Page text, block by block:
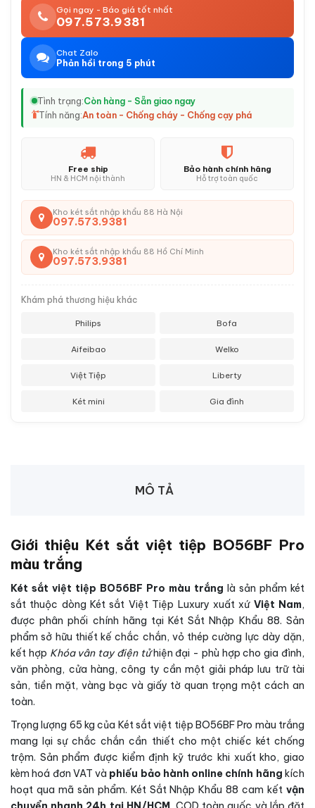
Gọi ngay - Báo giá tốt nhất
097.573.9381
Chat Zalo
Phản hồi trong 5 phút
Tình trạng:Còn hàng - Sẵn giao ngay
Tính năng:An toàn - Chống cháy - Chống cạy phá
Free ship
HN & HCM nội thành
Bảo hành chính hãng
Hỗ trợ toàn quốc
Kho két sắt nhập khẩu 88 Hà Nội
097.573.9381
Kho két sắt nhập khẩu 88 Hồ Chí Minh
097.573.9381
Khám phá thương hiệu khác
Philips Bofa
Aifeibao Welko
Việt Tiệp Liberty
Két mini Gia đình
MÔ TẢ
Giới thiệu Két sắt việt tiệp BO56BF Pro
màu trắng
Két sắt việt tiệp BO56BF Pro màu trắng là sản phẩm két
sắt thuộc dòng Két sắt Việt Tiệp Luxury xuất xứ Việt Nam,
được phân phối chính hãng tại Két Sắt Nhập Khẩu 88. Sản
phẩm sở hữu thiết kế chắc chắn, vỏ thép cường lực dày dặn,
kết hợp Khóa vân tay điện tửhiện đại - phù hợp cho gia đình,
văn phòng, cửa hàng, công ty cần một giải pháp lưu trữ tài
sản, tiền mặt, vàng bạc và giấy tờ quan trọng một cách an
toàn.
Trọng lượng 65 kg của Két sắt việt tiệp BO56BF Pro màu trắng
mang lại sự chắc chắn cần thiết cho một chiếc két chống
trộm. Sản phẩm được kiểm định kỹ trước khi xuất kho, giao
kèm hoá đơn VAT và phiếu bảo hành online chính hãng kích
hoạt qua mã sản phẩm. Két Sắt Nhập Khẩu 88 cam kết vận